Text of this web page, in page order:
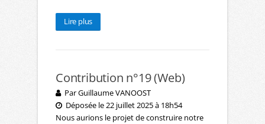
Lire plus
Contribution n°19 (Web)
Par Guillaume VANOOST
Déposée le 22 juillet 2025 à 18h54
Nous aurions le projet de construire notre